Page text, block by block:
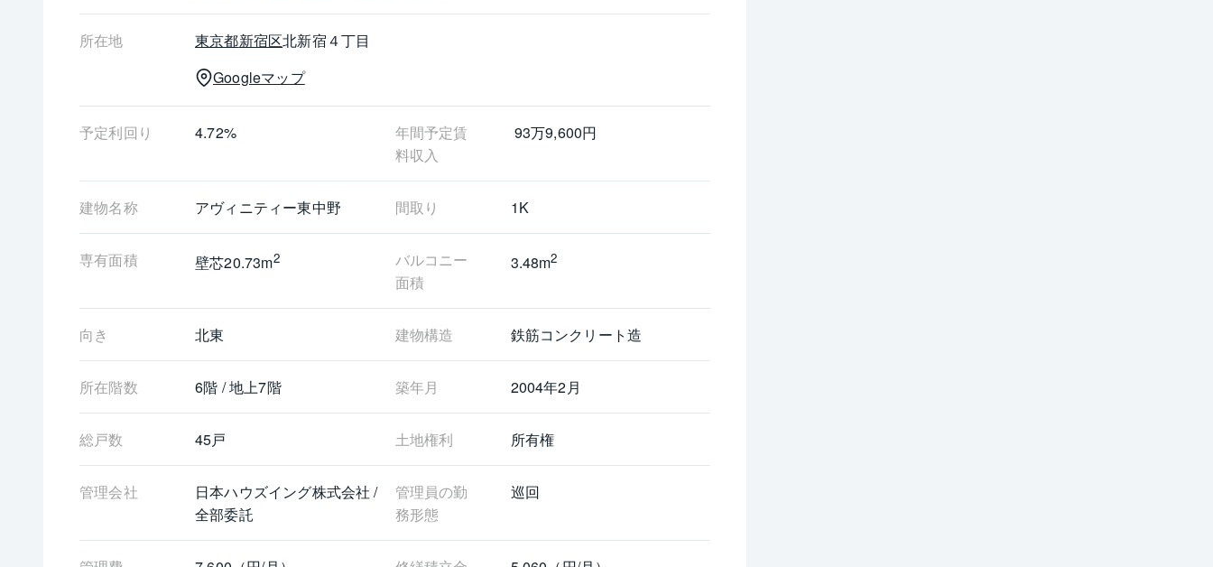
所在地 東京都新宿区北新宿４丁目
Googleマップ
予定利回り 4.72%
年間予定賃
料収入
93万9,600円
建物名称 アヴィニティー東中野 間取り 1K
専有面積 壁芯20.73m2
バルコニー
面積
3.48m2
向き 北東 建物構造 鉄筋コンクリート造
所在階数 6階 / 地上7階 築年月 2004年2月
総戸数 45戸 土地権利 所有権
管理会社
日本ハウズイング株式会社 /
全部委託
管理員の勤
務形態
巡回